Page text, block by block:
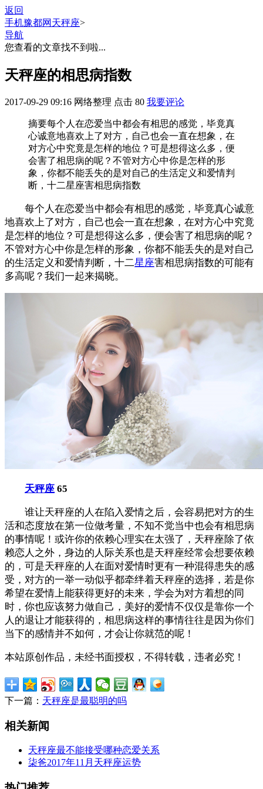
返回
手机豫都网 天秤座>
导航
您查看的文章找不到啦...
天秤座的相思病指数
2017-09-29 09:16 网络整理 点击 80 我要评论
摘要每个人在恋爱当中都会有相思的感觉，毕竟真
心诚意地喜欢上了对方，自己也会一直在想象，在
对方心中究竟是怎样的地位？可是想得这么多，便
会害了相思病的呢？不管对方心中你是怎样的形
象，你都不能丢失的是对自己的生活定义和爱情判
断，十二星座害相思病指数
每个人在恋爱当中都会有相思的感觉，毕竟真心诚意
地喜欢上了对方，自己也会一直在想象，在对方心中究竟
是怎样的地位？可是想得这么多，便会害了相思病的呢？
不管对方心中你是怎样的形象，你都不能丢失的是对自己
的生活定义和爱情判断，十二星座害相思病指数的可能有
多高呢？我们一起来揭晓。
天秤座 65
谁让天秤座的人在陷入爱情之后，会容易把对方的生
活和态度放在第一位做考量，不知不觉当中也会有相思病
的事情呢！或许你的依赖心理实在太强了，天秤座除了依
赖恋人之外，身边的人际关系也是天秤座经常会想要依赖
的，可是天秤座的人在面对爱情时更有一种混得患失的感
受，对方的一举一动似乎都牵绊着天秤座的选择，若是你
希望在爱情上能获得更好的未来，学会为对方着想的同
时，你也应该努力做自己，美好的爱情不仅仅是靠你一个
人的退让才能获得的，相思病这样的事情往往是因为你们
当下的感情并不如何，才会让你就范的呢！
本站原创作品，未经书面授权，不得转载，违者必究！
下一篇： 天秤座是最聪明的吗
相关新闻
天秤座最不能接受哪种恋爱关系
柒爸2017年11月天秤座运势